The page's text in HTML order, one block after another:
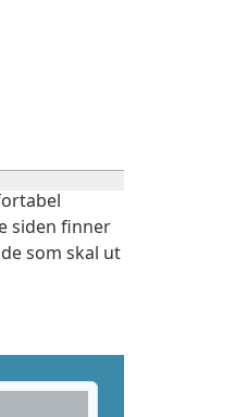
siden finner
som skal ut